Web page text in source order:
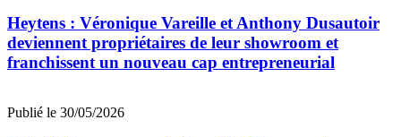
Heytens : Véronique Vareille et Anthony Dusautoir
deviennent propriétaires de leur showroom et
franchissent un nouveau cap entrepreneurial
Publié le 30/05/2026